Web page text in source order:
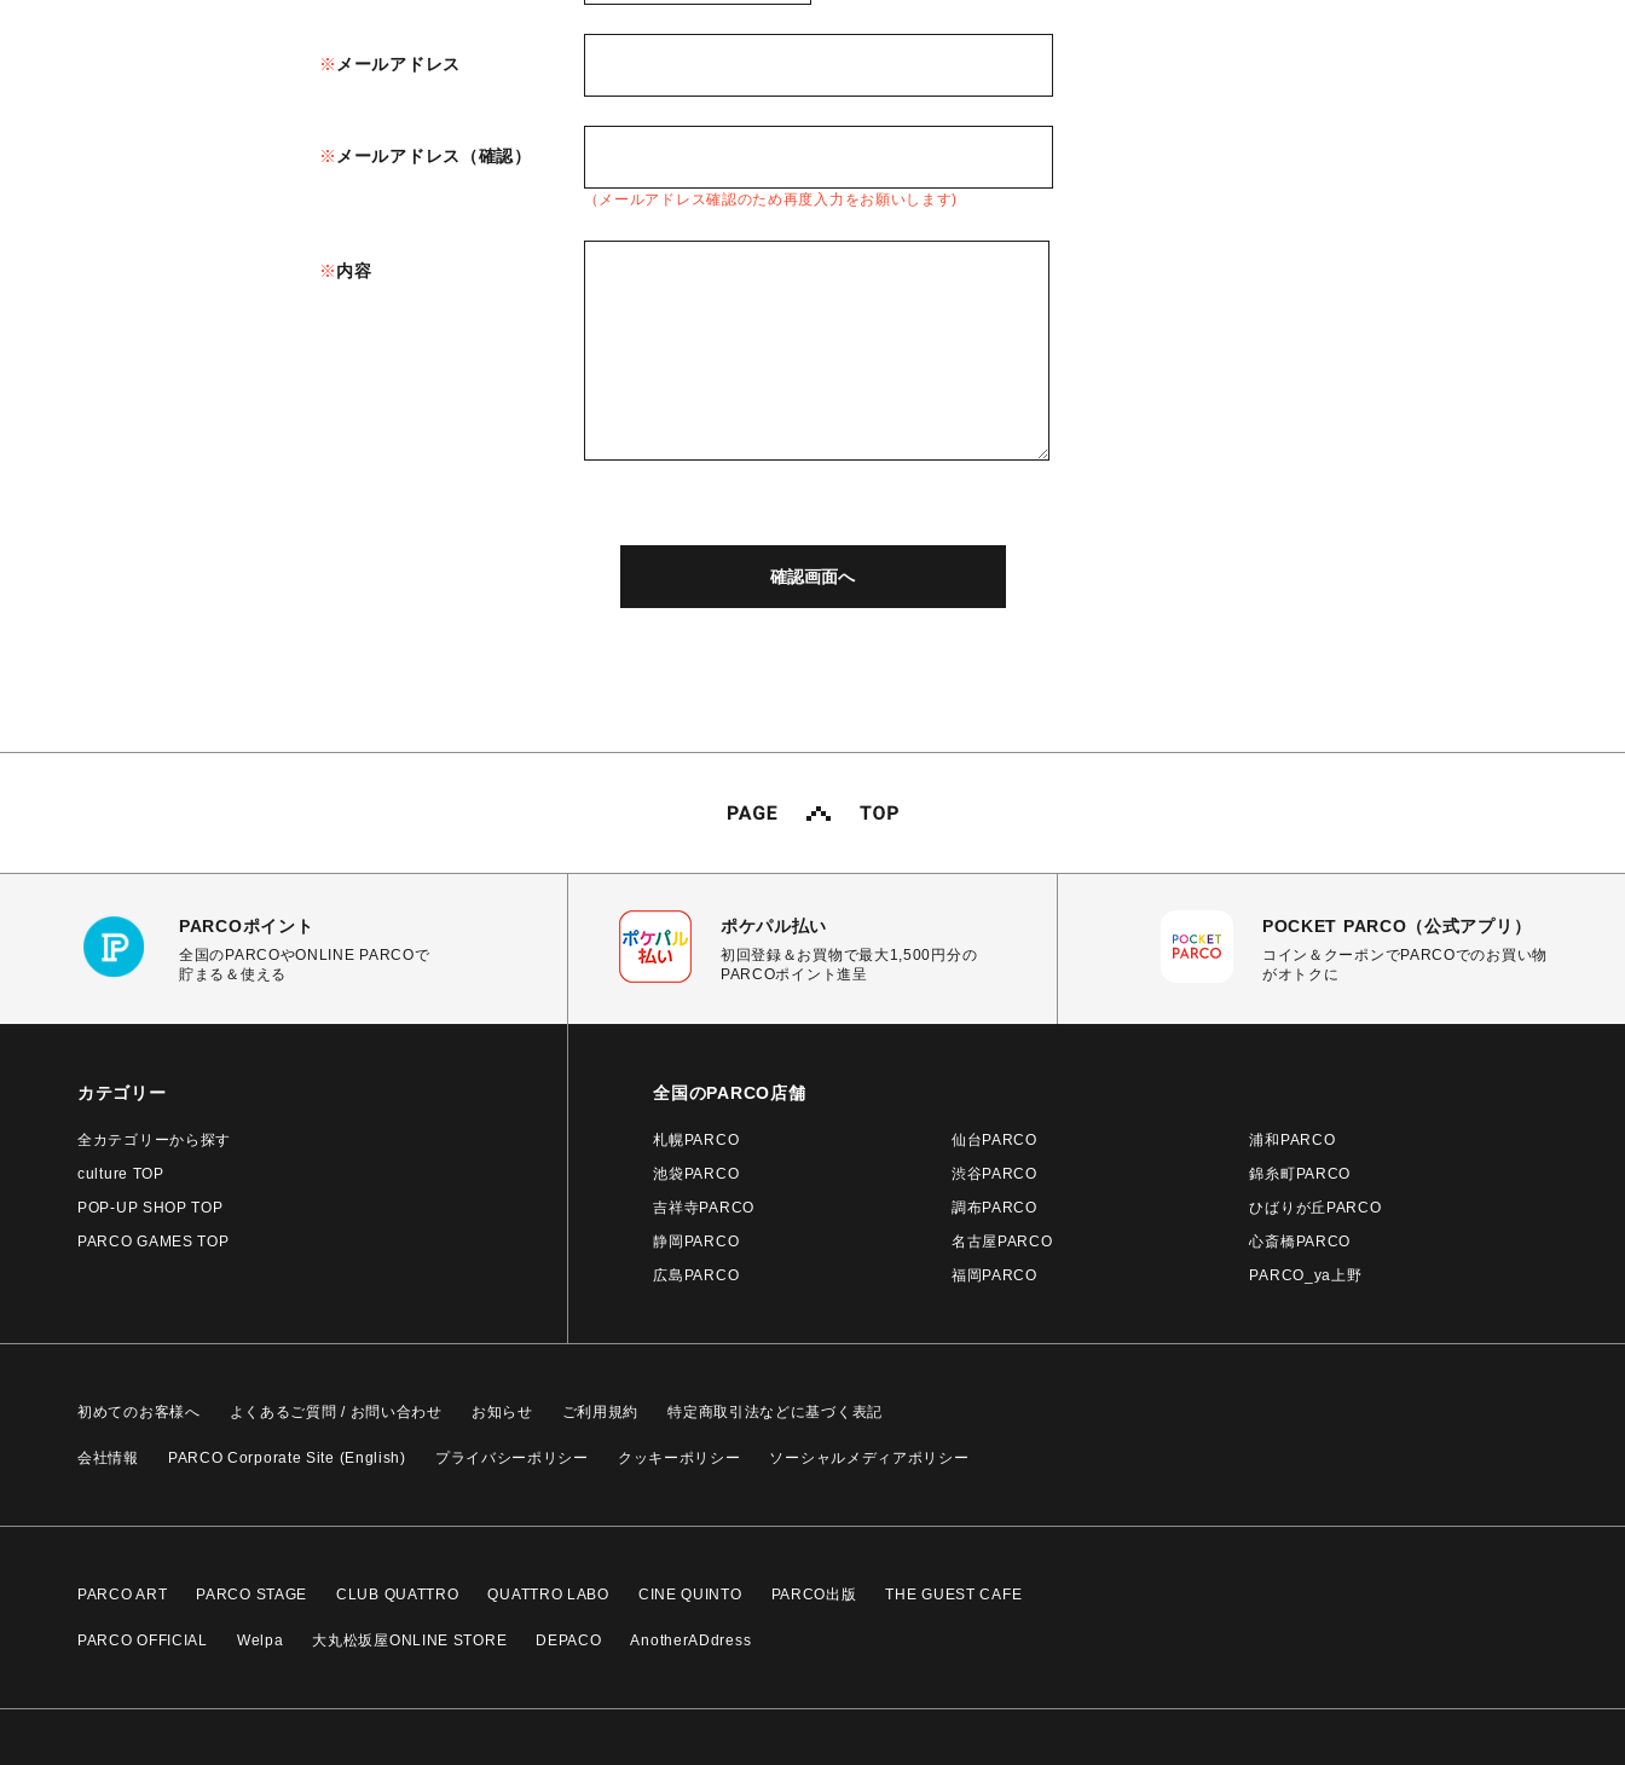
メールアドレス
メールアドレス（確認）
（メールアドレス確認のため再度入力をお願いします)
内容
PARCOポイント
全国のPARCOやONLINE PARCOで
貯まる＆使える
ポケパル払い
初回登録＆お買物で最大1,500円分の
PARCOポイント進呈
POCKET PARCO（公式アプリ）
コイン＆クーポンでPARCOでのお買い物
がオトクに
カテゴリー
全カテゴリーから探す
culture TOP
POP-UP SHOP TOP
PARCO GAMES TOP
全国のPARCO店舗
札幌PARCO 仙台PARCO
浦和PARCO
池袋PARCO
渋谷PARCO
錦糸町PARCO
吉祥寺PARCO
調布PARCO
ひばりが丘PARCO
静岡PARCO
名古屋PARCO
心斎橋PARCO
広島PARCO
福岡PARCO PARCO_ya上野
初めてのお客様へ よくあるご質問 / お問い合わせ お知らせ ご利用規約 特定商取引法などに基づく表記
会社情報 PARCO Corporate Site (English) プライバシーポリシー クッキーポリシー ソーシャルメディアポリシー
PARCO ART PARCO STAGE CLUB QUATTRO QUATTRO LABO CINE QUINTO PARCO出版 THE GUEST CAFE
PARCO OFFICIAL Welpa 大丸松坂屋ONLINE STORE DEPACO AnotherADdress